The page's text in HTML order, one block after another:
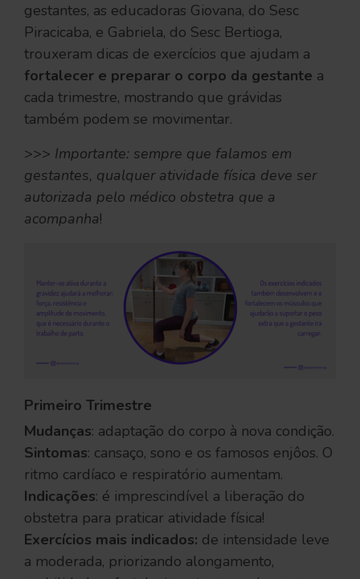
gestantes, as educadoras Giovana, do Sesc
Piracicaba, e Gabriela, do Sesc Bertioga,
trouxeram dicas de exercícios que ajudam a
fortalecer e preparar o corpo da gestante a
cada trimestre, mostrando que grávidas
também podem se movimentar.
>>> Importante: sempre que falamos em
gestantes, qualquer atividade física deve ser
autorizada pelo médico obstetra que a
acompanha!
Primeiro Trimestre
Mudanças: adaptação do corpo à nova condição.
Sintomas: cansaço, sono e os famosos enjôos. O
ritmo cardíaco e respiratório aumentam.
Indicações: é imprescindível a liberação do
obstetra para praticar atividade física!
Exercícios mais indicados: de intensidade leve
a moderada, priorizando alongamento,